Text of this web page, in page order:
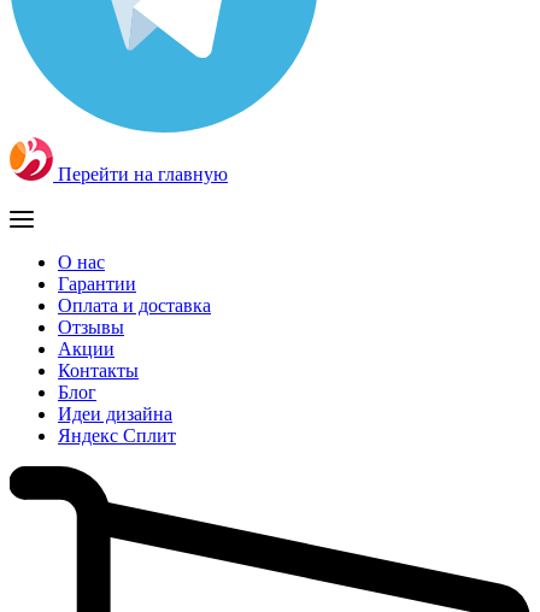
Перейти на главную
О нас
Гарантии
Оплата и доставка
Отзывы
Акции
Контакты
Блог
Идеи дизайна
Яндекс Сплит